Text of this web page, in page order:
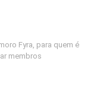
Fyra, para quem é
membros